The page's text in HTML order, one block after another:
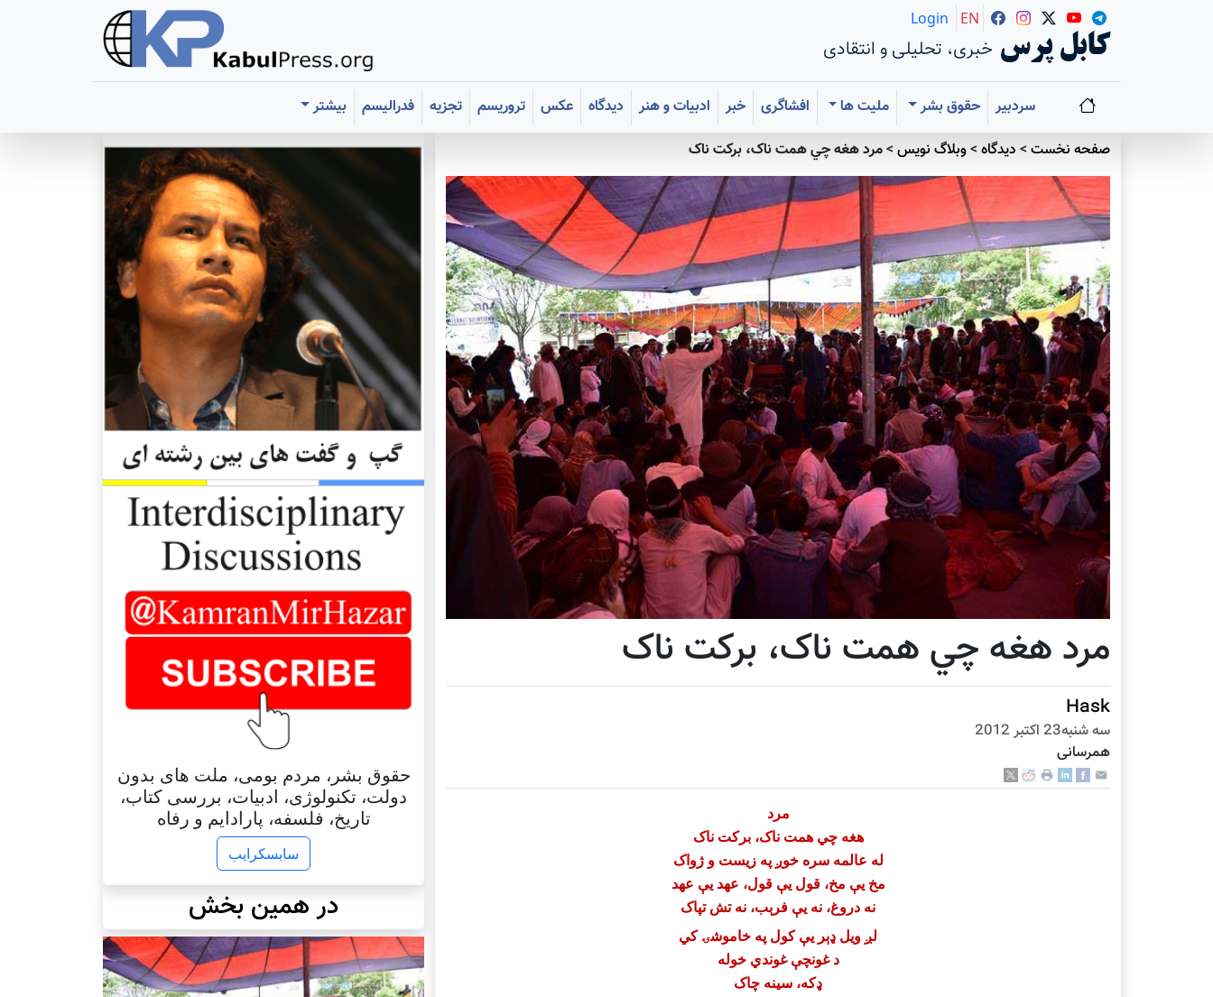
کابل پرس خبری، تحلیلی و انتقادی
Login EN
سردبیر حقوق بشر ملیت ها افشاگری خبر ادبیات و هنر دیدگاه عکس تروریسم تجزیه فدرالیسم
بیشتر
صفحه نخست> دیدگاه>وبلاگ نویس>مرد هغه چي همت ناک، برکت ناک
مرد هغه چي همت ناک، برکت ناک
Hask
سه شنبه23 اكتبر 2012
همرسانی
مرد
هغه چي همت ناک، برکت ناک
له عالمه سره خوږ په زيست و ژواک
مخ يې مخ، قول يې قول، عهد يې عهد
نه دروغ، نه يې فرېب، نه تش تپاک
لږ ويل ډېر يې کول په خاموشۍ کي
د غونچې غوندي خوله
ډکه، سينه چاک
حقوق بشر، مردم بومی، ملت های بدون
دولت، تکنولوژی، ادبیات، بررسی کتاب،
تاریخ، فلسفه، پارادایم و رفاه
سابسکرایب
در همین بخش